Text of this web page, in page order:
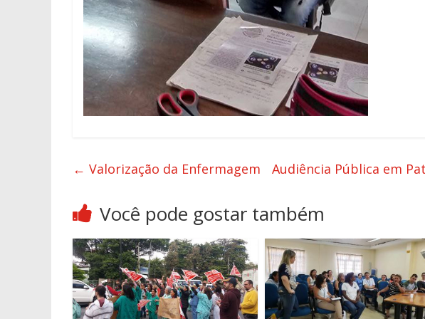
← Valorização da Enfermagem Audiência Pública em
Você pode gostar também